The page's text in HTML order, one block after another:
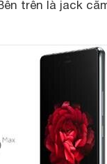
trên là jack